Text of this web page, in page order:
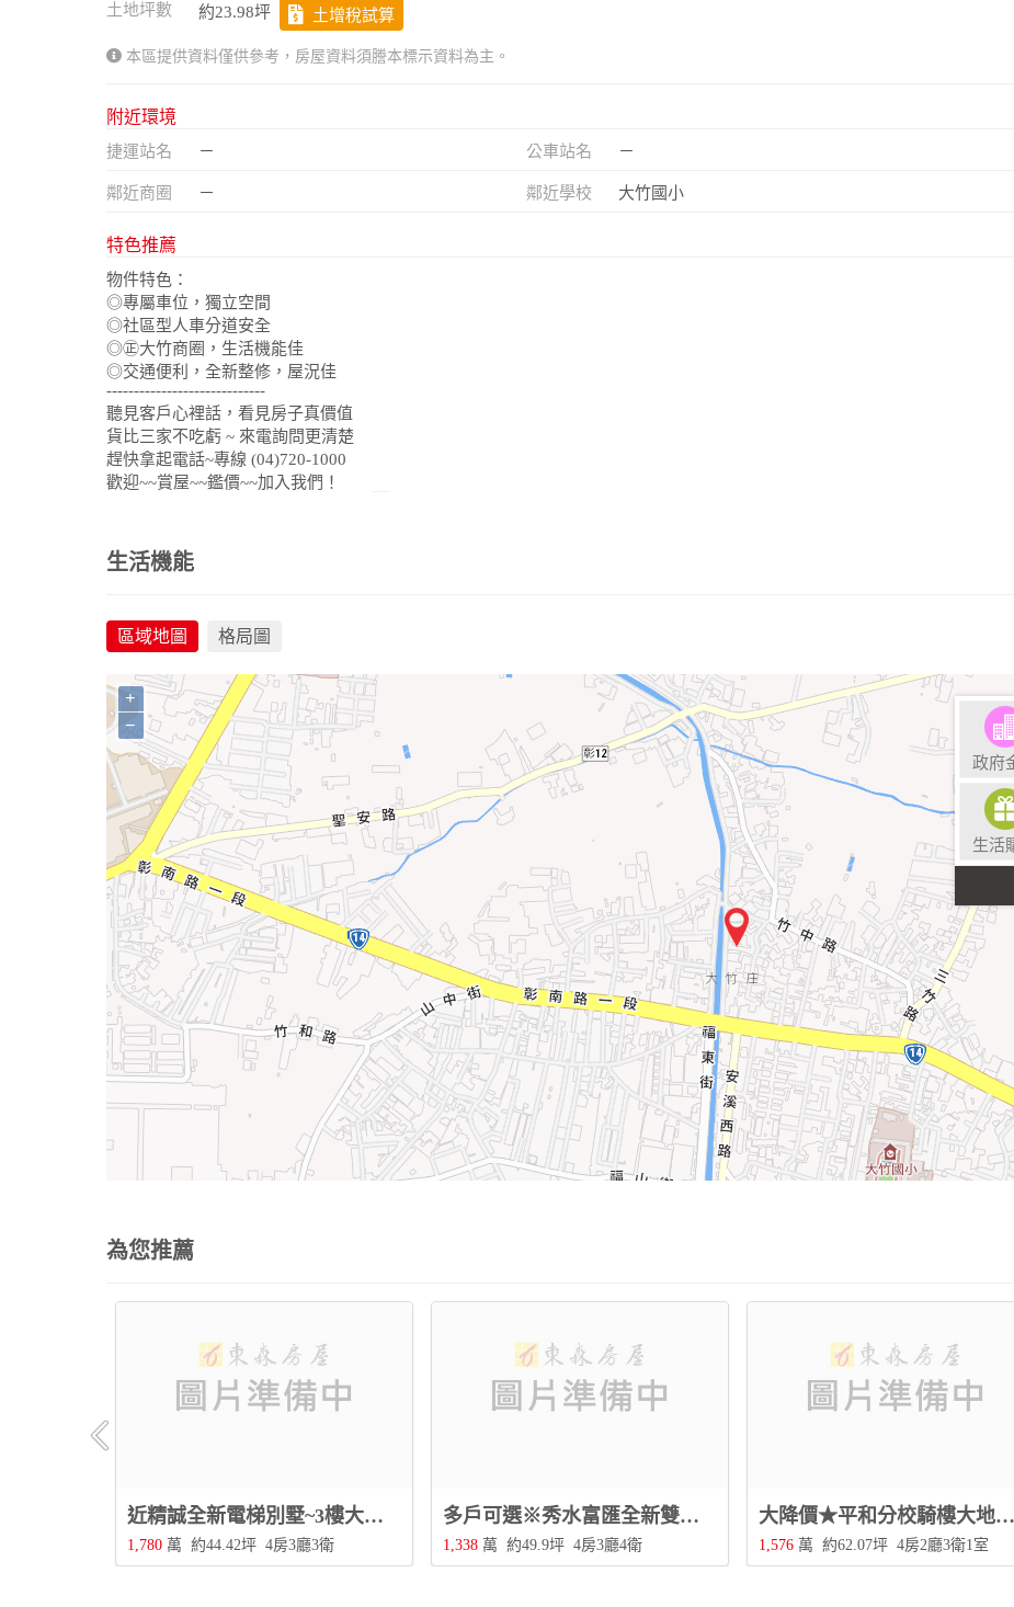
土地坪數 約23.98坪 土增稅試算
本區提供資料僅供參考，房屋資料須謄本標示資料為主。
附近環境
捷運站名 － 公車站名 －
鄰近商圈 － 鄰近學校 大竹國小
特色推薦
物件特色：
◎專屬車位，獨立空間
◎社區型人車分道安全
◎㊣大竹商圈，生活機能佳
◎交通便利，全新整修，屋況佳
-----------------------------
聽見客戶心裡話，看見房子真價值
貨比三家不吃虧 ~ 來電詢問更清楚
趕快拿起電話~專線 (04)720-1000
歡迎~~賞屋~~鑑價~~加入我們！
生活機能
區域地圖 格局圖
政府
生活
+
−
為您推薦
近精誠全新電梯別墅~3樓大面寬，邊間採光佳，附電梯三代同堂，靜巷住宅更宜居！
1,780 萬 約44.42坪 4房3廳3衛
多戶可選※秀水富匯全新雙車別墅★4樓全新完工，有孝親房，社區型別墅安全有保障！
1,338 萬 約49.9坪 4房3廳4衛
大降價★平和分校騎樓大地坪透天~3樓+B1大空間+孝親房，活路近公園.超商機能佳
1,576 萬 約62.07坪 4房2廳3衛1室